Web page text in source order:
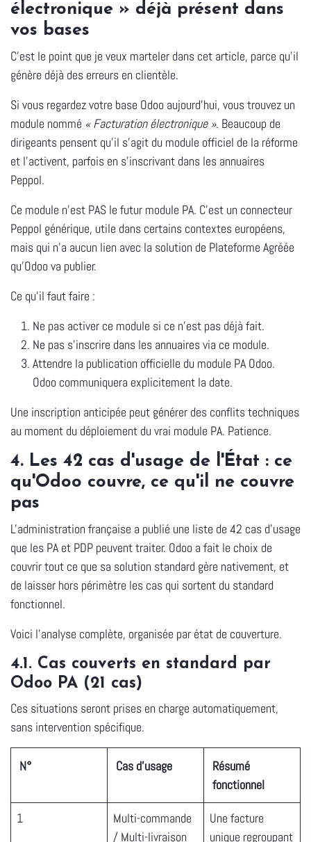
électronique » déjà présent dans
vos bases
C'est le point que je veux marteler dans cet article, parce qu'il
génère déjà des erreurs en clientèle.
Si vous regardez votre base Odoo aujourd'hui, vous trouvez un
module nommé « Facturation électronique ». Beaucoup de
dirigeants pensent qu'il s'agit du module officiel de la réforme
et l'activent, parfois en s'inscrivant dans les annuaires
Peppol.
Ce module n'est PAS le futur module PA. C'est un connecteur
Peppol générique, utile dans certains contextes européens,
mais qui n'a aucun lien avec la solution de Plateforme Agréée
qu'Odoo va publier.
Ce qu'il faut faire :
Ne pas activer ce module si ce n'est pas déjà fait.
Ne pas s'inscrire dans les annuaires via ce module.
Attendre la publication officielle du module PA Odoo.
Odoo communiquera explicitement la date.
Une inscription anticipée peut générer des conflits techniques
au moment du déploiement du vrai module PA. Patience.
4. Les 42 cas d'usage de l'État : ce
qu'Odoo couvre, ce qu'il ne couvre
pas
L'administration française a publié une liste de 42 cas d'usage
que les PA et PDP peuvent traiter. Odoo a fait le choix de
couvrir tout ce que sa solution standard gère nativement, et
de laisser hors périmètre les cas qui sortent du standard
fonctionnel.
Voici l'analyse complète, organisée par état de couverture.
4.1. Cas couverts en standard par
Odoo PA (21 cas)
Ces situations seront prises en charge automatiquement,
sans intervention spécifique.
N° Cas d'usage
Résumé
fonctionnel
1
Multi-commande
/ Multi-livraison
Une facture
unique regroupant